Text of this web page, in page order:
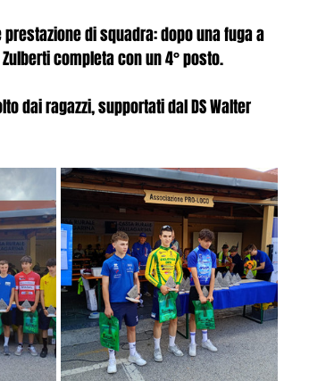
di squadra: dopo una fuga a
completa con un 4° posto.
dai ragazzi, supportati dal DS Walter